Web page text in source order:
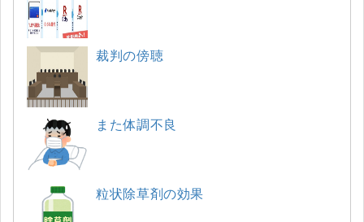
裁判の傍聴
また体調不良
粒状除草剤の効果